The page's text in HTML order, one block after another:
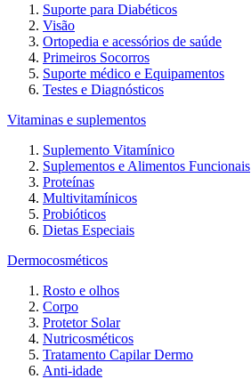
Suporte para Diabéticos
Visão
Ortopedia e acessórios de saúde
Primeiros Socorros
Suporte médico e Equipamentos
Testes e Diagnósticos
Vitaminas e suplementos
Suplemento Vitamínico
Suplementos e Alimentos Funcionais
Proteínas
Multivitamínicos
Probióticos
Dietas Especiais
Dermocosméticos
Rosto e olhos
Corpo
Protetor Solar
Nutricosméticos
Tratamento Capilar Dermo
Anti-idade